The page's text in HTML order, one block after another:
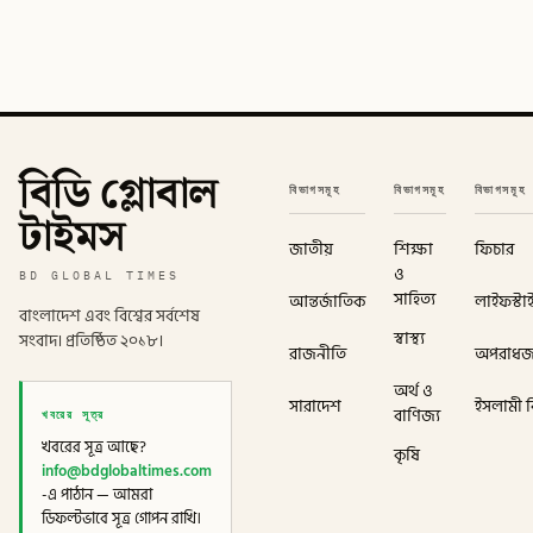
বিডি গ্লোবাল
টাইমস
BD GLOBAL TIMES
বাংলাদেশ এবং বিশ্বের সর্বশেষ
সংবাদ। প্রতিষ্ঠিত ২০১৮।
খবরের সূত্র
খবরের সূত্র আছে?
info@bdglobaltimes.com
-এ পাঠান — আমরা
ডিফল্টভাবে সূত্র গোপন রাখি।
বিভাগসমূহ
জাতীয়
আন্তর্জাতিক
রাজনীতি
সারাদেশ
বিভাগসমূহ
শিক্ষা
ও
সাহিত্য
স্বাস্থ্য
অর্থ ও
বাণিজ্য
কৃষি
বিভাগসমূহ
ফিচার
ইসলামী